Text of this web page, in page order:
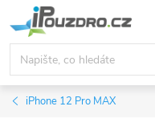
na
obsah
iPhone 12 Pro MAX